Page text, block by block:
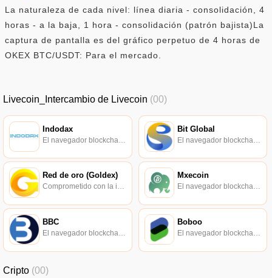
La naturaleza de cada nivel: línea diaria - consolidación, 4
horas - a la baja, 1 hora - consolidación (patrón bajista)La
captura de pantalla es del gráfico perpetuo de 4 horas de
OKEX BTC/USDT: Para el mercado.
Livecoin_Intercambio de Livecoin (00)
Indodax Bit Global
Red de oro (Goldex)
Comprometido con la investigación de políticas en los campos de las nuevas finanzas, las finanzas internacionales y los mercados financieros.
Mxecoin
El navegador blockchain soportado oficialmente por Ethereum, consulta de transacciones en tiempo real.
BBC
El navegador blockchain soportado oficialmente por Ethereum, consulta de transacciones en tiempo real.
Boboo
El navegador blockchain soportado oficialmente por Ethereum, consulta de transacciones en tiempo real.
Cripto (00)